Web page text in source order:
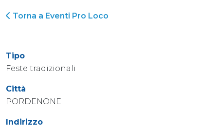
Torna a Eventi Pro Loco
Tipo
Feste tradizionali
Città
PORDENONE
Indirizzo